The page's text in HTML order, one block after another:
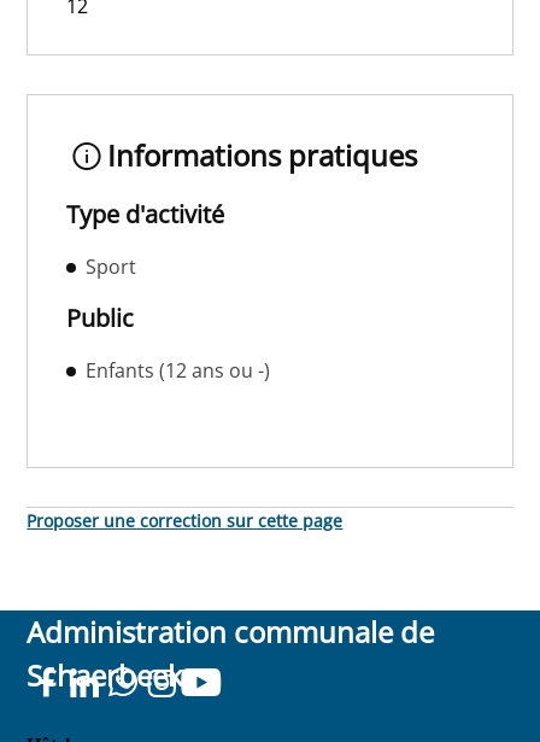
12
Informations pratiques
Type d'activité
Sport
Public
Enfants (12 ans ou -)
Proposer une correction sur cette page
Administration communale de
Schaerbeek